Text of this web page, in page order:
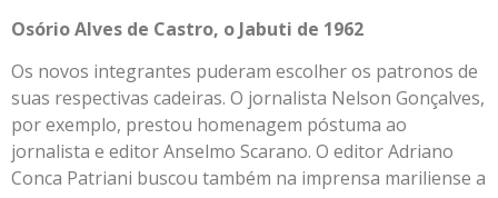
Osório Alves de Castro, o Jabuti de 1962
Os novos integrantes puderam escolher os patronos de
suas respectivas cadeiras. O jornalista Nelson Gonçalves,
por exemplo, prestou homenagem póstuma ao
jornalista e editor Anselmo Scarano. O editor Adriano
Conca Patriani buscou também na imprensa mariliense a